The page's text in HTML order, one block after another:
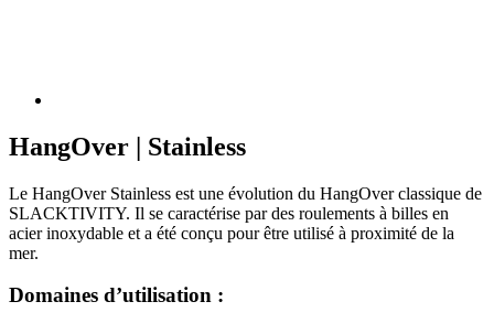
HangOver | Stainless
Le HangOver Stainless est une évolution du HangOver classique de
SLACKTIVITY. Il se caractérise par des roulements à billes en
acier inoxydable et a été conçu pour être utilisé à proximité de la
mer.
Domaines d’utilisation :